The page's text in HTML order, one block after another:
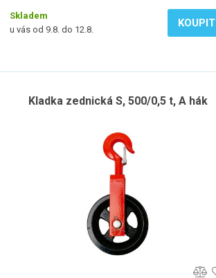
Skladem
u vás od 9.8. do 12.8.
KOUPIT
Kladka zednická S, 500/0,5 t, A hák